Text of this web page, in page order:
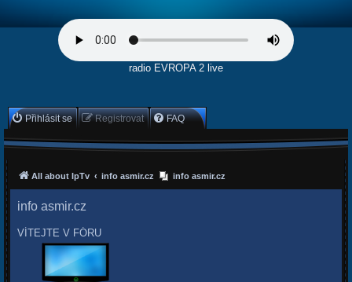
radio EVROPA 2 live
Přihlásit se Registrovat FAQ
All about IpTv info asmir.cz info asmir.cz
info asmir.cz
VÍTEJTE V FÓRU